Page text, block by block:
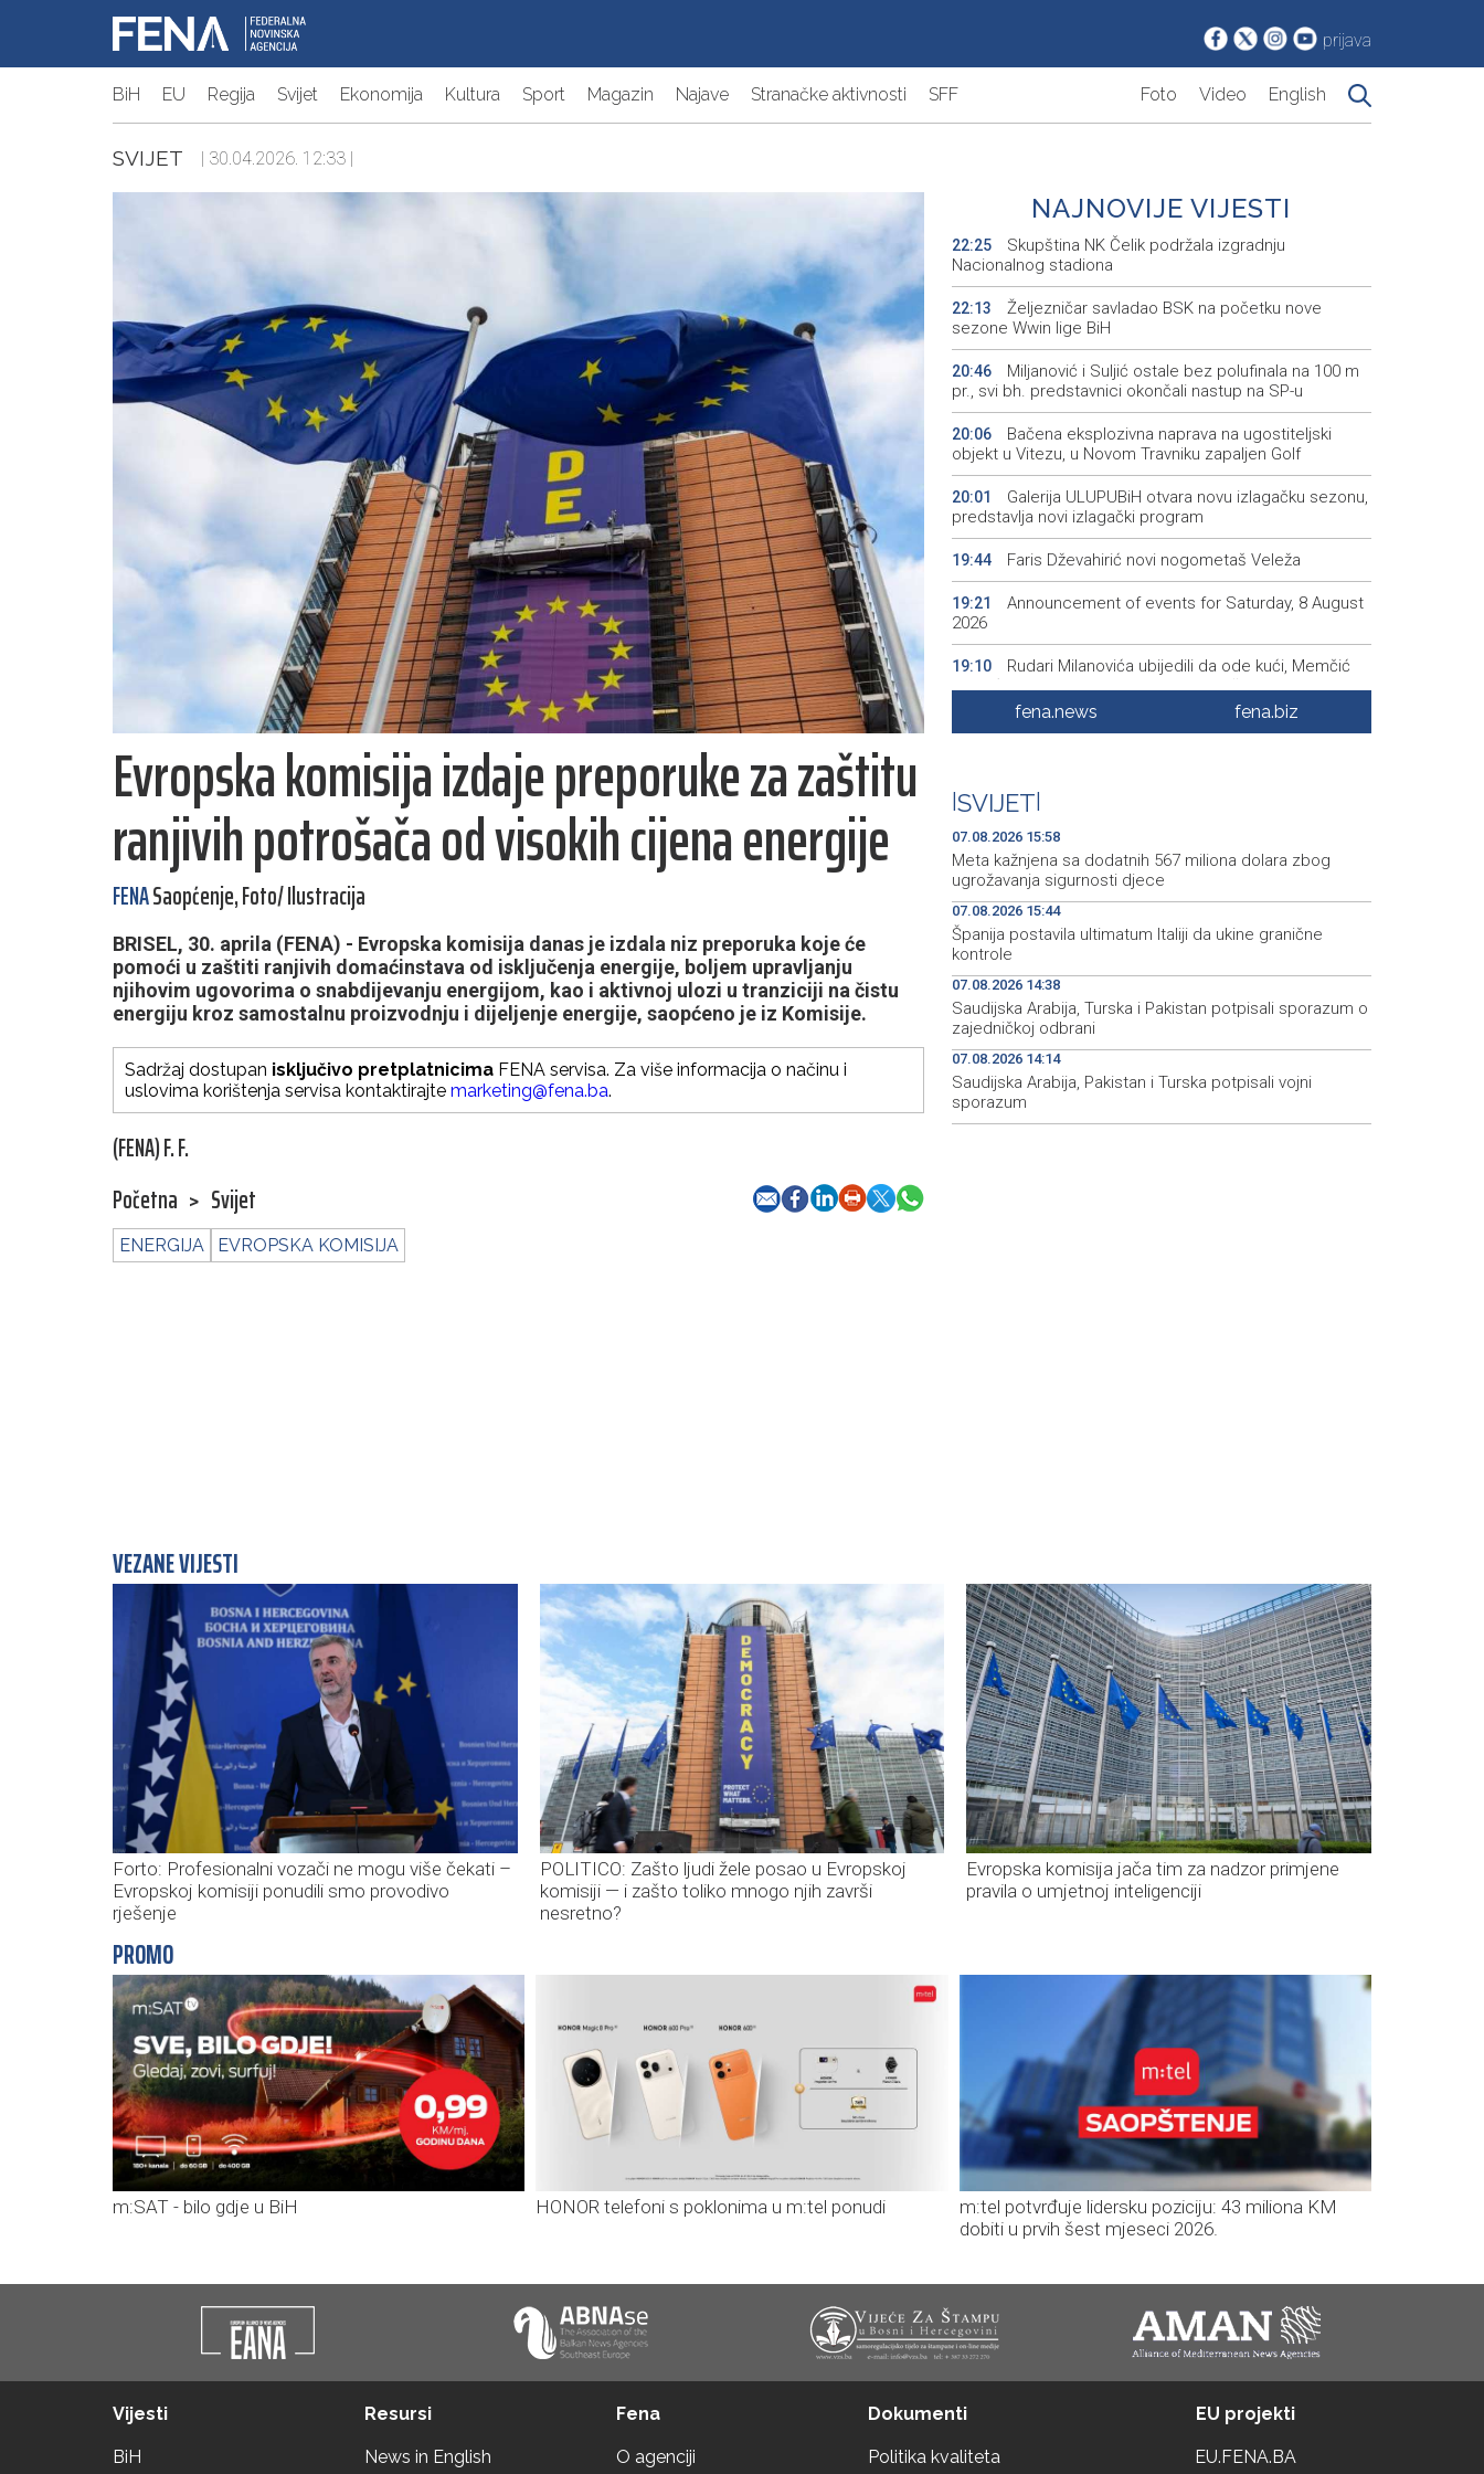
prijava
BiH EU Regija Svijet Ekonomija Kultura Sport Magazin Najave Stranačke aktivnosti SFF Foto Video English
SVIJET | 30.04.2026. 12:33 |
Evropska komisija izdaje preporuke za zaštitu
ranjivih potrošača od visokih cijena energije
FENASaopćenje, Foto/ Ilustracija
BRISEL, 30. aprila (FENA) - Evropska komisija danas je izdala niz preporuka koje će
pomoći u zaštiti ranjivih domaćinstava od isključenja energije, boljem upravljanju
njihovim ugovorima o snabdijevanju energijom, kao i aktivnoj ulozi u tranziciji na čistu
energiju kroz samostalnu proizvodnju i dijeljenje energije, saopćeno je iz Komisije.
Sadržaj dostupan isključivo pretplatnicima FENA servisa. Za više informacija o načinu i
uslovima korištenja servisa kontaktirajte marketing@fena.ba.
(FENA) F. F.
Početna > Svijet
ENERGIJA EVROPSKA KOMISIJA
NAJNOVIJE VIJESTI
22:25
Skupština NK Čelik podržala izgradnju
Nacionalnog stadiona
22:13
Željezničar savladao BSK na početku nove
sezone Wwin lige BiH
20:46
Miljanović i Suljić ostale bez polufinala na 100 m
pr., svi bh. predstavnici okončali nastup na SP-u
20:06
Bačena eksplozivna naprava na ugostiteljski
objekt u Vitezu, u Novom Travniku zapaljen Golf
20:01
Galerija ULUPUBiH otvara novu izlagačku sezonu,
predstavlja novi izlagački program
19:44 Faris Dževahirić novi nogometaš Veleža
19:21
Announcement of events for Saturday, 8 August
2026
19:10
Rudari Milanovića ubijedili da ode kući, Memčić
se već ponovo vratio u jamu 'Raspotočje'
Sarajevo Film Festival presents Kinoscope and
19:00 Najave događaja za 8. 8. 2026. godine (subota)
fena.news fena.biz
SVIJET
07.08.2026 15:58
Meta kažnjena sa dodatnih 567 miliona dolara zbog
ugrožavanja sigurnosti djece
07.08.2026 15:44
Španija postavila ultimatum Italiji da ukine granične
kontrole
07.08.2026 14:38
Saudijska Arabija, Turska i Pakistan potpisali sporazum o
zajedničkoj odbrani
07.08.2026 14:14
Saudijska Arabija, Pakistan i Turska potpisali vojni
sporazum
VEZANE VIJESTI
Forto: Profesionalni vozači ne mogu više čekati –
Evropskoj komisiji ponudili smo provodivo
rješenje
POLITICO: Zašto ljudi žele posao u Evropskoj
komisiji — i zašto toliko mnogo njih završi
nesretno?
Evropska komisija jača tim za nadzor primjene
pravila o umjetnoj inteligenciji
PROMO
m:SAT - bilo gdje u BiH HONOR telefoni s poklonima u m:tel ponudi
m:tel potvrđuje lidersku poziciju: 43 miliona KM
dobiti u prvih šest mjeseci 2026.
Vijesti
BiH
Resursi
News in English
Fena
O agenciji
Dokumenti
Politika kvaliteta
EU projekti
EU.FENA.BA